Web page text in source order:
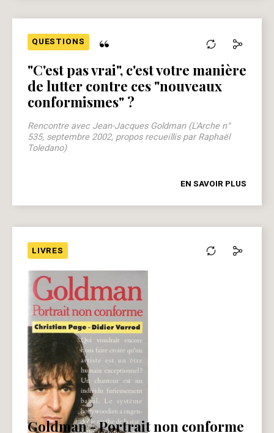
QUESTIONS “
"C'est pas vrai", c'est votre manière
de lutter contre ces "nouveaux
conformismes" ?
Rencontre avec Jean-Jacques Goldman (L'Arche n°
535, septembre 2002, propos recueillis par Raphaël
Toledano)
EN SAVOIR PLUS
LIVRES
Goldman - Portrait non conforme